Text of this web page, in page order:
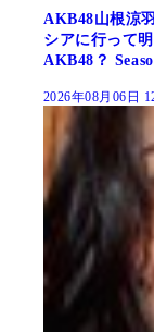
AKB48山根涼
シアに行って
AKB48？
2026年08月06日